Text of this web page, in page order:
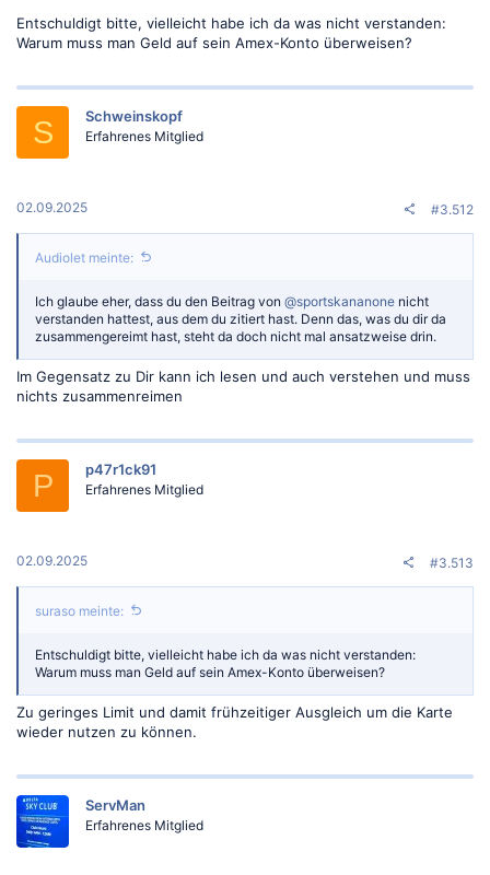
Entschuldigt bitte, vielleicht habe ich da was nicht verstanden:
Warum muss man Geld auf sein Amex-Konto überweisen?
S Schweinskopf
Erfahrenes Mitglied
02.09.2025 #3.512
Audiolet meinte:
Ich glaube eher, dass du den Beitrag von @sportskananone nicht
verstanden hattest, aus dem du zitiert hast. Denn das, was du dir da
zusammengereimt hast, steht da doch nicht mal ansatzweise drin.
Im Gegensatz zu Dir kann ich lesen und auch verstehen und muss
nichts zusammenreimen
P p47r1ck91
Erfahrenes Mitglied
02.09.2025 #3.513
suraso meinte:
Entschuldigt bitte, vielleicht habe ich da was nicht verstanden:
Warum muss man Geld auf sein Amex-Konto überweisen?
Zu geringes Limit und damit frühzeitiger Ausgleich um die Karte
wieder nutzen zu können.
ServMan
Erfahrenes Mitglied